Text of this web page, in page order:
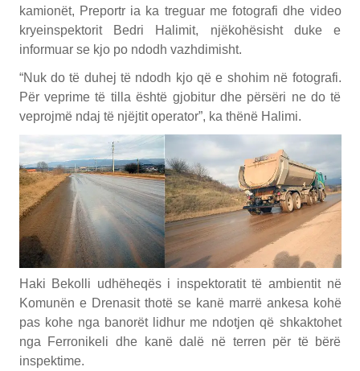
kamionët, Preportr ia ka treguar me fotografi dhe video
kryeinspektorit Bedri Halimit, njëkohësisht duke e
informuar se kjo po ndodh vazhdimisht.
“Nuk do të duhej të ndodh kjo që e shohim në fotografi.
Për veprime të tilla është gjobitur dhe përsëri ne do të
veprojmë ndaj të njëjtit operator”, ka thënë Halimi.
Haki Bekolli udhëheqës i inspektoratit të ambientit në
Komunën e Drenasit thotë se kanë marrë ankesa kohë
pas kohe nga banorët lidhur me ndotjen që shkaktohet
nga Ferronikeli dhe kanë dalë në terren për të bërë
inspektime.